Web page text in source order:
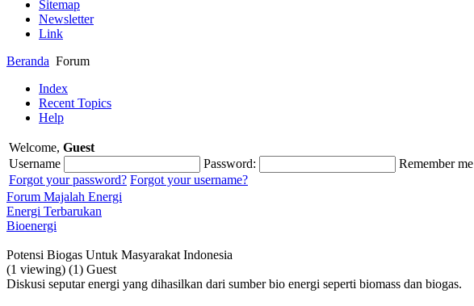
Sitemap
Newsletter
Link
Beranda Forum
Index
Recent Topics
Help
Welcome, Guest
Username
Password:
Remember me
Forgot your password? Forgot your username?
Forum Majalah Energi
Energi Terbarukan
Bioenergi
Potensi Biogas Untuk Masyarakat Indonesia
(1 viewing) (1) Guest
Diskusi seputar energi yang dihasilkan dari sumber bio energi seperti biomass dan biogas.